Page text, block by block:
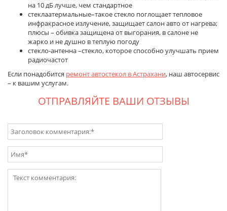
на 10 дБ лучше, чем стандартное
стеклаатермальные–такое стекло поглощает тепловое
инфракрасное излучение, защищает салон авто от нагрева;
плюсы – обивка защищена от выгорания, в салоне не
жарко и не душно в теплую погоду
cтекло-антенна –стекло, которое способно улучшать прием
радиочастот
Если понадобится ремонт автостекол в Астрахани, наш автосервис
– к вашим услугам.
ОТПРАВЛЯЙТЕ ВАШИ ОТЗЫВЫ